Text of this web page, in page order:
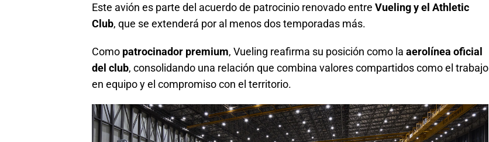
Este avión es parte del acuerdo de patrocinio renovado entre Vueling y el Athletic
Club, que se extenderá por al menos dos temporadas más.
Como patrocinador premium, Vueling reafirma su posición como la aerolínea oficial
del club, consolidando una relación que combina valores compartidos como el trabajo
en equipo y el compromiso con el territorio.